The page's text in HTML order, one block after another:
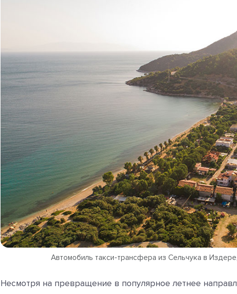
Автомобиль такси-трансфера из Сельчука в
Несмотря на превращение в популярное летнее